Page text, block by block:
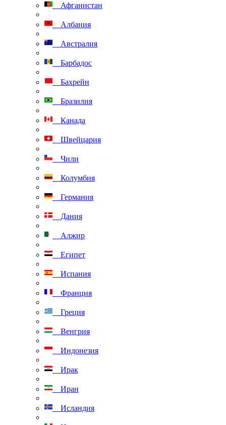
Афганистан
Албания
Австралия
Барбадос
Бахрейн
Бразилия
Канада
Швейцария
Чили
Колумбия
Германия
Дания
Алжир
Египет
Испания
Франция
Греция
Венгрия
Индонезия
Ирак
Иран
Исландия